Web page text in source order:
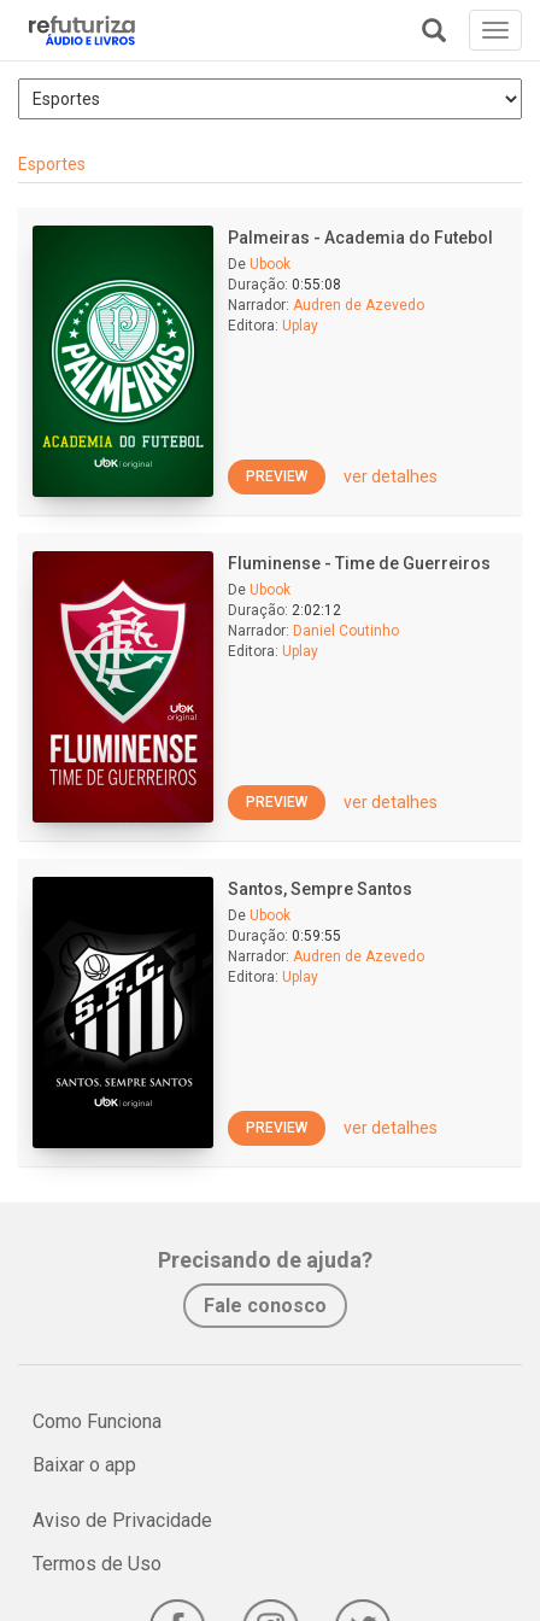
+
Esportes
Palmeiras - Academia do Futebol
De Ubook
Duração: 0:55:08
Narrador: Audren de Azevedo
Editora: Uplay
PREVIEW ver detalhes
Fluminense - Time de Guerreiros
De Ubook
Duração: 2:02:12
Narrador: Daniel Coutinho
Editora: Uplay
PREVIEW ver detalhes
Santos, Sempre Santos
De Ubook
Duração: 0:59:55
Narrador: Audren de Azevedo
Editora: Uplay
PREVIEW ver detalhes
Precisando de ajuda?
Fale conosco
Como Funciona
Baixar o app
Aviso de Privacidade
Termos de Uso